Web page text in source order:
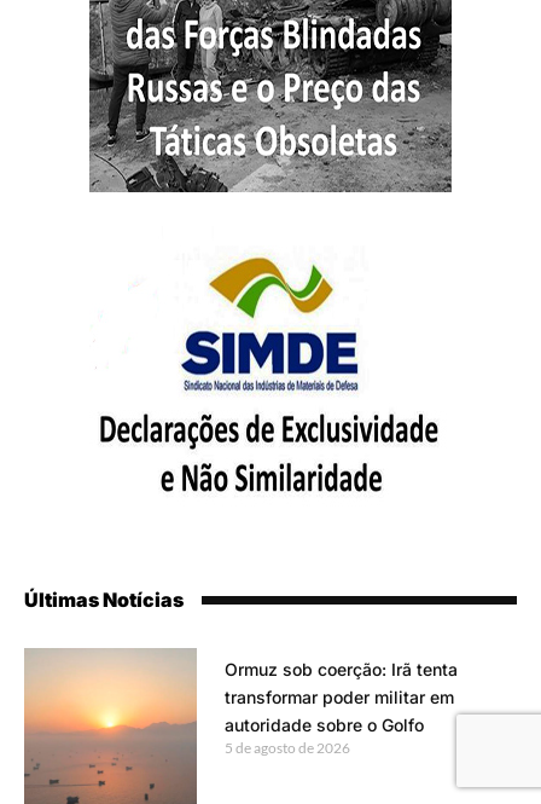
Últimas Notícias
Ormuz sob coerção: Irã tenta
transformar poder militar em
autoridade sobre o Golfo
5 de agosto de 2026